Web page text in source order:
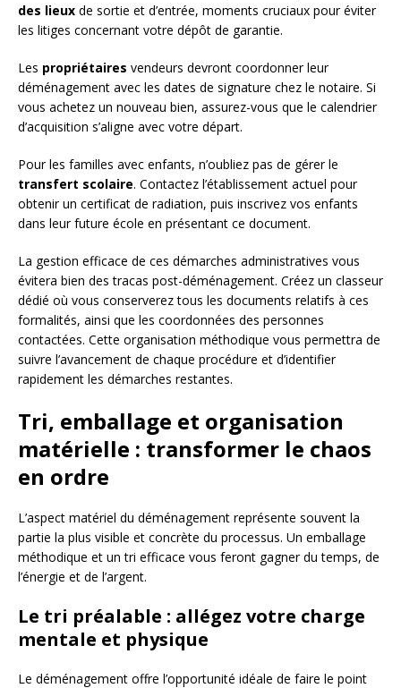
des lieux de sortie et d’entrée, moments cruciaux pour éviter
les litiges concernant votre dépôt de garantie.
Les propriétaires vendeurs devront coordonner leur
déménagement avec les dates de signature chez le notaire. Si
vous achetez un nouveau bien, assurez-vous que le calendrier
d’acquisition s’aligne avec votre départ.
Pour les familles avec enfants, n’oubliez pas de gérer le
transfert scolaire. Contactez l’établissement actuel pour
obtenir un certificat de radiation, puis inscrivez vos enfants
dans leur future école en présentant ce document.
La gestion efficace de ces démarches administratives vous
évitera bien des tracas post-déménagement. Créez un classeur
dédié où vous conserverez tous les documents relatifs à ces
formalités, ainsi que les coordonnées des personnes
contactées. Cette organisation méthodique vous permettra de
suivre l’avancement de chaque procédure et d’identifier
rapidement les démarches restantes.
Tri, emballage et organisation
matérielle : transformer le chaos
en ordre
L’aspect matériel du déménagement représente souvent la
partie la plus visible et concrète du processus. Un emballage
méthodique et un tri efficace vous feront gagner du temps, de
l’énergie et de l’argent.
Le tri préalable : allégez votre charge
mentale et physique
Le déménagement offre l’opportunité idéale de faire le point